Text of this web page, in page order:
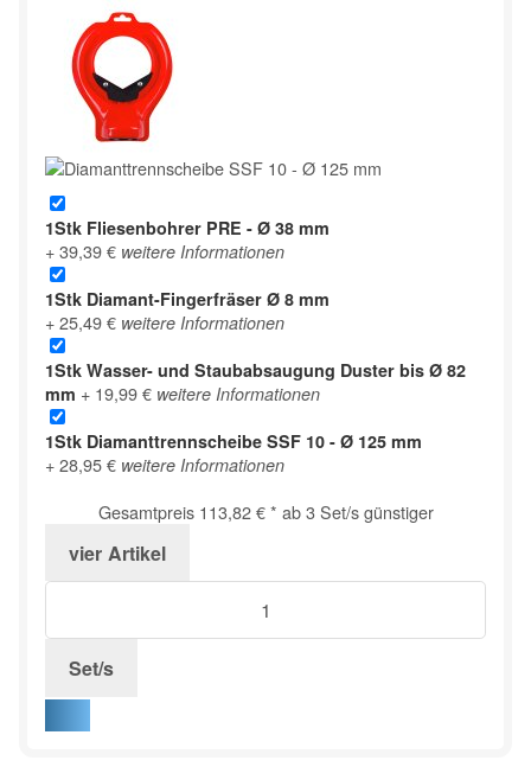
1Stk Fliesenbohrer PRE - Ø 38 mm
+ 39,39 € weitere Informationen
1Stk Diamant-Fingerfräser Ø 8 mm
+ 25,49 € weitere Informationen
1Stk Wasser- und Staubabsaugung Duster bis Ø 82
mm + 19,99 € weitere Informationen
1Stk Diamanttrennscheibe SSF 10 - Ø 125 mm
+ 28,95 € weitere Informationen
Gesamtpreis 113,82 € * ab3Set/s günstiger
vier Artikel
Set/s